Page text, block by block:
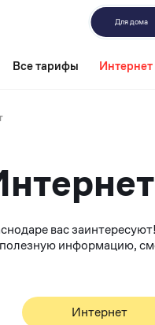
Для дома
Все тарифы Интернет
вас
информацию,
Интернет